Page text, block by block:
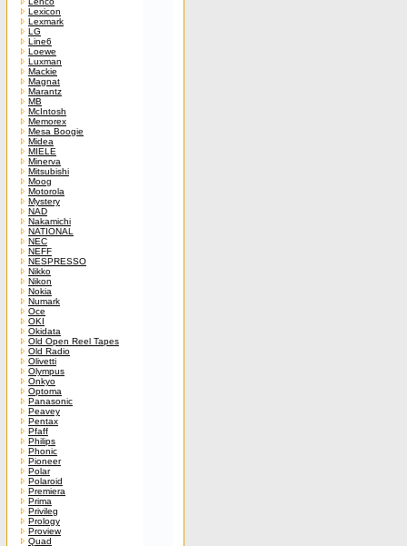
Lexicon
Lexmark
LG
Line6
Loewe
Luxman
Mackie
Magnat
Marantz
MB
McIntosh
Memorex
Mesa Boogie
Midea
MIELE
Minerva
Mitsubishi
Moog
Motorola
Mystery
NAD
Nakamichi
NATIONAL
NEC
NEFF
NESPRESSO
Nikko
Nikon
Nokia
Numark
Oce
OKI
Okidata
Old Open Reel Tapes
Old Radio
Olivetti
Olympus
Onkyo
Optoma
Panasonic
Peavey
Pentax
Pfaff
Philips
Phonic
Pioneer
Polar
Polaroid
Premiera
Prima
Privileg
Prology
Proview
Quad